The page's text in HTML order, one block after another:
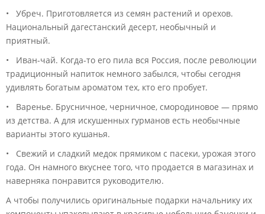
• Убреч. Приготовляется из семян растений и орехов.
Национальный дагестанский десерт, необычный и
приятный.
• Иван-чай. Когда-то его пила вся Россия, после революции
традиционный напиток немного забылся, чтобы сегодня
удивлять богатым ароматом тех, кто его пробует.
• Варенье. Брусничное, черничное, смородиновое — прямо
из детства. А для искушенных гурманов есть необычные
варианты этого кушанья.
• Свежий и сладкий медок прямиком с пасеки, урожая этого
года. Он намного вкуснее того, что продается в магазинах и
наверняка понравится руководителю.
А чтобы получились оригинальные подарки начальнику их